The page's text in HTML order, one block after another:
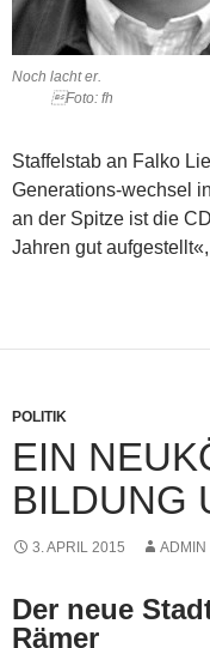
Noch
Foto: fh
Staffelstab an Falko
Generations-wechsel
an der Spitze ist die
Jahren gut
POLITIK
EIN
BILDUNG
3. APRIL 2015 ADMIN
Der neue
Rämer